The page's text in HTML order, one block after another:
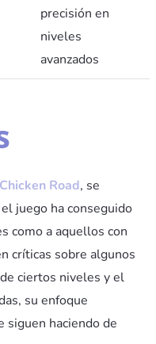
precisión en
niveles
avanzados
Road, se
juego ha conseguido
como a aquellos con
críticas sobre algunos
ciertos niveles y el
su enfoque
siguen haciendo de